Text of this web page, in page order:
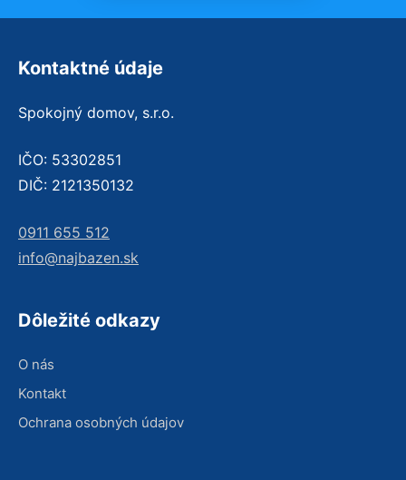
Kontaktné údaje
Spokojný domov, s.r.o.
IČO: 53302851
DIČ: 2121350132
0911 655 512
info@najbazen.sk
Dôležité odkazy
O nás
Kontakt
Ochrana osobných údajov